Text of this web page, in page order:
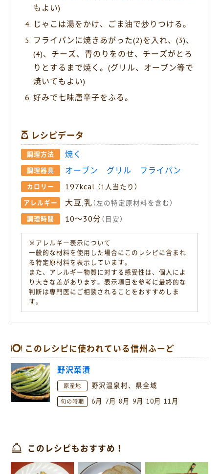
もよい)
じゃこは湯をかけ、ごま油で炒りつける。
フライパンに焼きあがった(2)を入れ、(3)、
(4)、チーズ、青のりをのせ、チーズがとろ
りとするまで焼く。(グリル、オーブン等で
焼いてもよい)
好みで七味唐辛子をふる。
レシピデータ
調理方法 焼く
調理器具 オーブン グリル フライパン
カロリー 197kcal （1人当たり）
アレルギー 大豆,乳（左の特定原材料を含む）
調理時間 10〜30分（目安）
※アレルギー表示について
一般的な材料を使用した場合にこのレシピに含まれ
る特定原材料を表示しています。
また、アレルギー物質に対する感受性は、個人によ
り大きな差があります。表示項目を参考に最終的な
判断は専門医にご相談されることをおすすめしま
す。
このレシピに使われている信州ふーど
野沢菜漬
原産地 野沢温泉村、県全域
旬の時期 6月 7月 8月 9月 10月 11月
このレシピもおすすめ！